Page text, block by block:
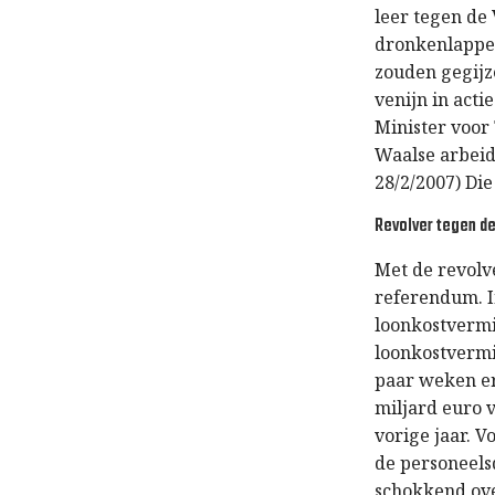
leer tegen de
zouden
venijn in
Minister voor
Waalse
28/2/2007)
Revolver tegen
Met de
referendum.
paar weken
miljard euro
vorige jaar.
de